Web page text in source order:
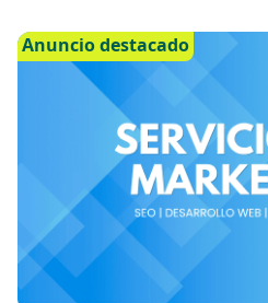
Anuncio destacado